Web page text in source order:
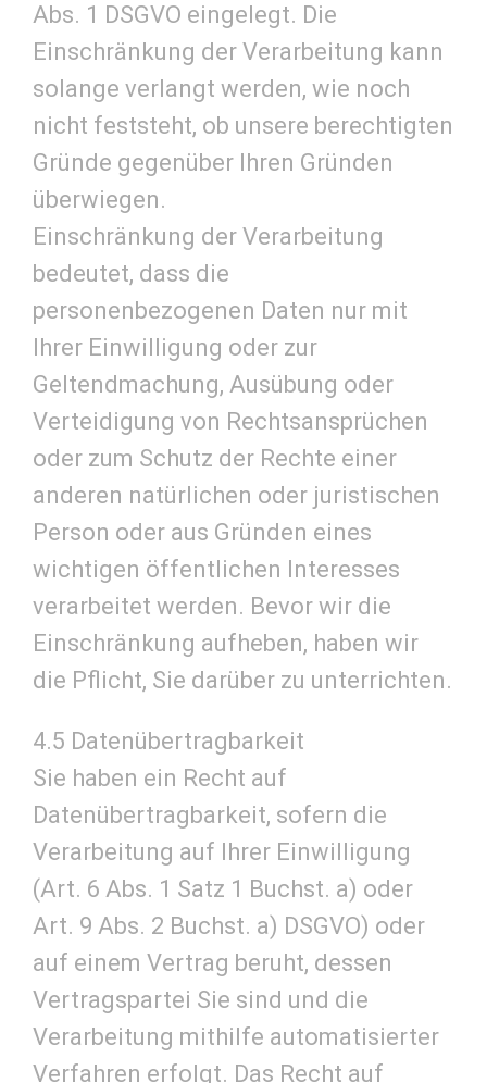
Abs. 1 DSGVO eingelegt. Die
Einschränkung der Verarbeitung kann
solange verlangt werden, wie noch
nicht feststeht, ob unsere berechtigten
Gründe gegenüber Ihren Gründen
überwiegen.
Einschränkung der Verarbeitung
bedeutet, dass die
personenbezogenen Daten nur mit
Ihrer Einwilligung oder zur
Geltendmachung, Ausübung oder
Verteidigung von Rechtsansprüchen
oder zum Schutz der Rechte einer
anderen natürlichen oder juristischen
Person oder aus Gründen eines
wichtigen öffentlichen Interesses
verarbeitet werden. Bevor wir die
Einschränkung aufheben, haben wir
die Pflicht, Sie darüber zu unterrichten.
4.5 Datenübertragbarkeit
Sie haben ein Recht auf
Datenübertragbarkeit, sofern die
Verarbeitung auf Ihrer Einwilligung
(Art. 6 Abs. 1 Satz 1 Buchst. a) oder
Art. 9 Abs. 2 Buchst. a) DSGVO) oder
auf einem Vertrag beruht, dessen
Vertragspartei Sie sind und die
Verarbeitung mithilfe automatisierter
Verfahren erfolgt. Das Recht auf